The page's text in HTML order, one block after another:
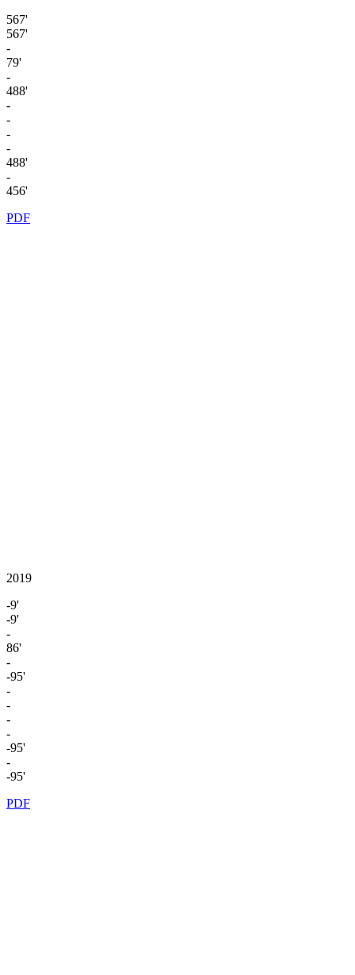
567'
567'
-
79'
-
488'
-
-
-
-
488'
-
456'
PDF
2019
-9'
-9'
-
86'
-
-95'
-
-
-
-
-95'
-
-95'
PDF